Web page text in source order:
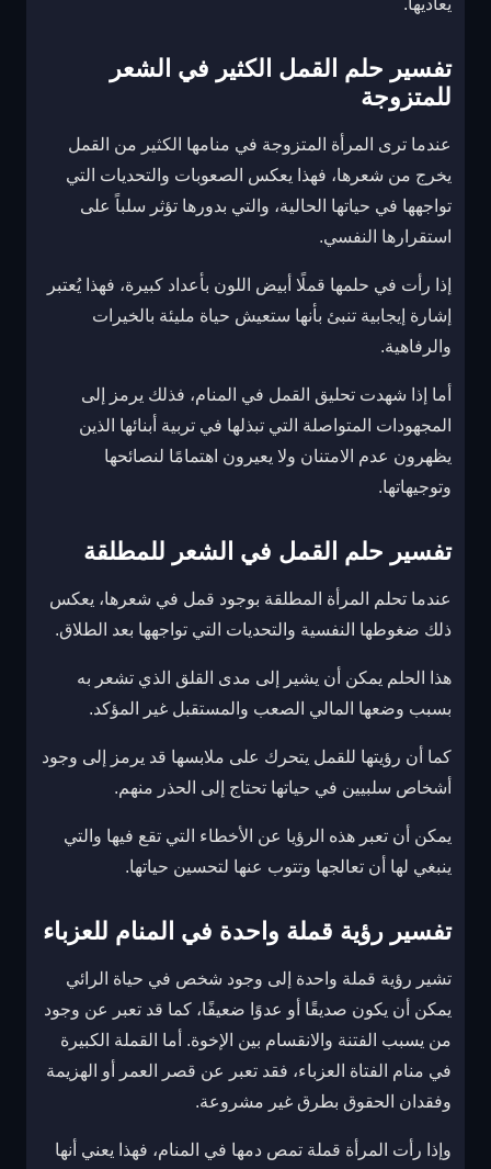
تفسير حلم القمل الكثير في الشعر
للمتزوجة
عندما ترى المرأة المتزوجة في منامها الكثير من القمل
يخرج من شعرها، فهذا يعكس الصعوبات والتحديات التي
تواجهها في حياتها الحالية، والتي بدورها تؤثر سلباً على
استقرارها النفسي.
إذا رأت في حلمها قملًا أبيض اللون بأعداد كبيرة، فهذا يُعتبر
إشارة إيجابية تنبئ بأنها ستعيش حياة مليئة بالخيرات
والرفاهية.
أما إذا شهدت تحليق القمل في المنام، فذلك يرمز إلى
المجهودات المتواصلة التي تبذلها في تربية أبنائها الذين
يظهرون عدم الامتنان ولا يعيرون اهتمامًا لنصائحها
وتوجيهاتها.
تفسير حلم القمل في الشعر للمطلقة
عندما تحلم المرأة المطلقة بوجود قمل في شعرها، يعكس
ذلك ضغوطها النفسية والتحديات التي تواجهها بعد الطلاق.
هذا الحلم يمكن أن يشير إلى مدى القلق الذي تشعر به
بسبب وضعها المالي الصعب والمستقبل غير المؤكد.
كما أن رؤيتها للقمل يتحرك على ملابسها قد يرمز إلى وجود
أشخاص سلبيين في حياتها تحتاج إلى الحذر منهم.
يمكن أن تعبر هذه الرؤيا عن الأخطاء التي تقع فيها والتي
ينبغي لها أن تعالجها وتتوب عنها لتحسين حياتها.
تفسير رؤية قملة واحدة في المنام للعزباء
تشير رؤية قملة واحدة إلى وجود شخص في حياة الرائي
يمكن أن يكون صديقًا أو عدوًا ضعيفًا، كما قد تعبر عن وجود
من يسبب الفتنة والانقسام بين الإخوة. أما القملة الكبيرة
في منام الفتاة العزباء، فقد تعبر عن قصر العمر أو الهزيمة
وفقدان الحقوق بطرق غير مشروعة.
وإذا رأت المرأة قملة تمص دمها في المنام، فهذا يعني أنها